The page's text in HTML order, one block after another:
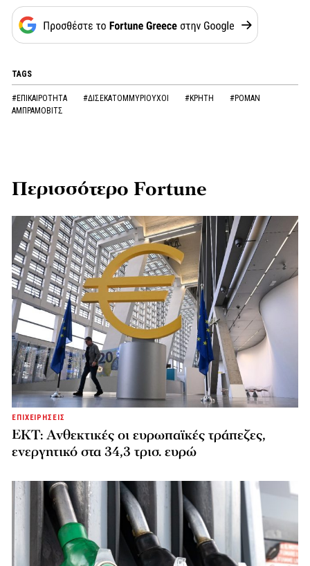
TAGS
#ΕΠΙΚΑΙΡΟΤΗΤΑ #ΔΙΣΕΚΑΤΟΜΜΥΡΙΟΥΧΟΙ #ΚΡΗΤΗ
#ΡΟΜΑΝ
ΑΜΠΡΑΜΟΒΙΤΣ
Περισσότερο Fortune
ΕΠΙΧΕΙΡΗΣΕΙΣ
ΕΚΤ: Ανθεκτικές οι ευρωπαϊκές τράπεζες,
ενεργητικό στα 34,3 τρισ. ευρώ